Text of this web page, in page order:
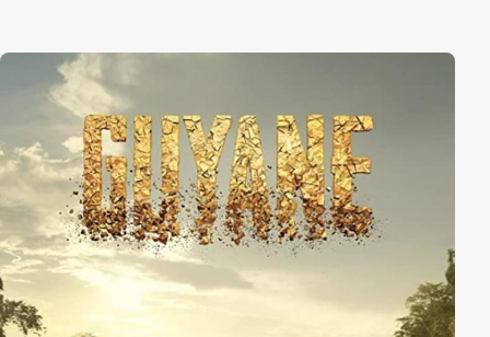
Haudegen zu allem Überfluss auch noch schlechte
Angewohnheiten und Erfahrungen aus der Neuzeit
mit. Dass zu diesem Zeitpunkt noch keine Glühbirnen
existierten, ist noch das geringste Problem für die mit
modernen Flüchen um sich schmeißenden Besucher
mit zweifelhaftem Benehmen. Aber wie kommen sie
nur wieder aus diesem Schlamassel heraus?